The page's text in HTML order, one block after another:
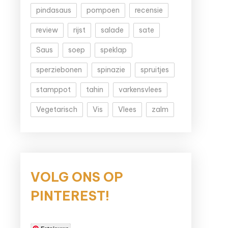
pindasaus pompoen recensie
review rijst salade sate
Saus soep speklap
sperziebonen spinazie spruitjes
stamppot tahin varkensvlees
Vegetarisch Vis Vlees zalm
VOLG ONS OP
PINTEREST!